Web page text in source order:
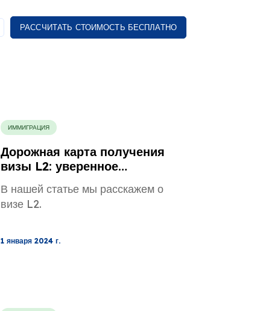
РАССЧИТАТЬ СТОИМОСТЬ БЕСПЛАТНО
ИММИГРАЦИЯ
Дорожная карта получения
визы L2: уверенное
управление процессом
В нашей статье мы расскажем о
визе L2.
1 января 2024 г.